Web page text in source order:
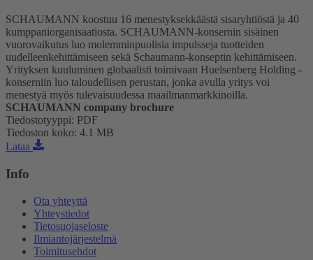
SCHAUMANN koostuu 16 menestyksekkäästä sisaryhtiöstä ja 40
kumppaniorganisaatiosta. SCHAUMANN-konsernin sisäinen
vuorovaikutus luo molemminpuolisia impulsseja tuotteiden
uudelleenkehittämiseen sekä Schaumann-konseptin kehittämiseen.
Yrityksen kuuluminen globaalisti toimivaan Huelsenberg Holding -
konserniin luo taloudellisen perustan, jonka avulla yritys voi
menestyä myös tulevaisuudessa maailmanmarkkinoilla.
SCHAUMANN company brochure
Tiedostotyyppi: PDF
Tiedoston koko: 4.1 MB
Lataa
Info
Ota yhteyttä
Yhteystiedot
Tietosuojaseloste
Ilmiantojärjestelmä
Toimitusehdot